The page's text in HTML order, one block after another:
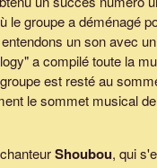
le groupe a déménagé
un son avec
a compilé toute la
est resté au
le sommet musical
Shoubou, qui